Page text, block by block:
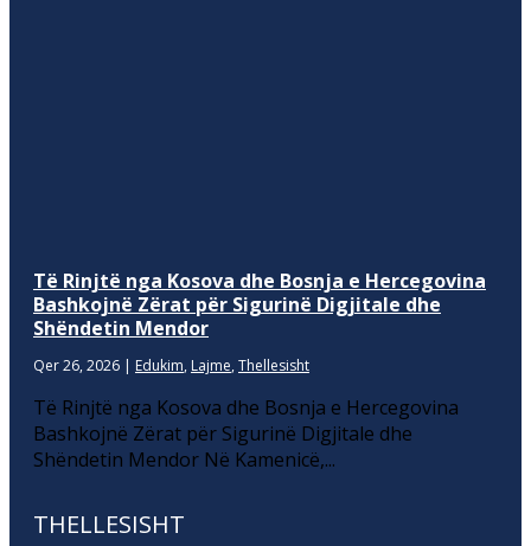
Të Rinjtë nga Kosova dhe Bosnja e Hercegovina
Bashkojnë Zërat për Sigurinë Digjitale dhe
Shëndetin Mendor
Qer 26, 2026 | Edukim, Lajme, Thellesisht
Të Rinjtë nga Kosova dhe Bosnja e Hercegovina
Bashkojnë Zërat për Sigurinë Digjitale dhe
Shëndetin Mendor Në Kamenicë,...
THELLESISHT